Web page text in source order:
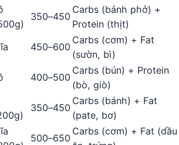
350–450
Carbs (bánh phở) +
Protein (thịt)
450–600
Carbs (cơm) + Fat
(sườn, bì)
400–500
Carbs (bún) + Protein
(bò, giò)
350–450
Carbs (bánh) + Fat
(pate, bơ)
500–650
Carbs (cơm) + Fat (dầu